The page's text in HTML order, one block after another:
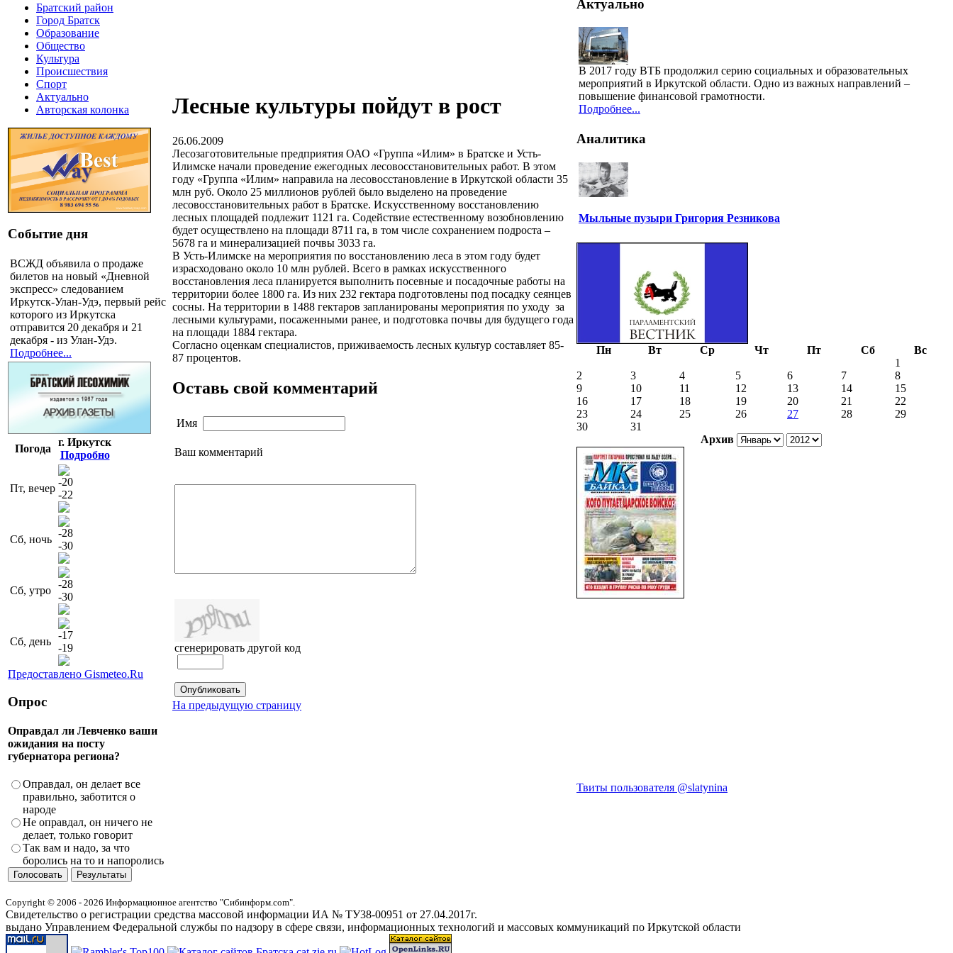
Братский район
Город Братск
Образование
Общество
Культура
Происшествия
Спорт
Актуально
Авторская колонка
Событие дня
ВСЖД объявила о продаже
билетов на новый «Дневной
экспресс» следованием
Иркутск-Улан-Удэ, первый рейс
которого из Иркутска
отправится 20 декабря и 21
декабря - из Улан-Удэ.
Подробнее...
Погода
г. Иркутск
Подробно
Пт, вечер
-20
-22
Сб, ночь
-28
-30
Сб, утро
-28
-30
Сб, день
-17
-19
Предоставлено Gismeteo.Ru
Опрос
Оправдал ли Левченко ваши
ожидания на посту
губернатора региона?
Оправдал, он делает все
правильно, заботится о
народе
Не оправдал, он ничего не
делает, только говорит
Так вам и надо, за что
боролись на то и напоролись
Лесные культуры пойдут в рост
26.06.2009
Лесозаготовительные предприятия ОАО «Группа «Илим» в Братске и Усть-
Илимске начали проведение ежегодных лесовосстановительных работ. В этом
году «Группа «Илим» направила на лесовосстановление в Иркутской области 35
млн руб. Около 25 миллионов рублей было выделено на проведение
лесовосстановительных работ в Братске. Искусственному восстановлению
лесных площадей подлежит 1121 га. Содействие естественному возобновлению
будет осуществлено на площади 8711 га, в том числе сохранением подроста –
5678 га и минерализацией почвы 3033 га.
В Усть-Илимске на мероприятия по восстановлению леса в этом году будет
израсходовано около 10 млн рублей. Всего в рамках искусственного
восстановления леса планируется выполнить посевные и посадочные работы на
территории более 1800 га. Из них 232 гектара подготовлены под посадку сеянцев
сосны. На территории в 1488 гектаров запланированы мероприятия по уходу за
лесными культурами, посаженными ранее, и подготовка почвы для будущего года
на площади 1884 гектара.
Согласно оценкам специалистов, приживаемость лесных культур составляет 85-
87 процентов.
Оставь свой комментарий
Имя
Ваш комментарий
сгенерировать другой код
На предыдущую страницу
Актуально
В 2017 году ВТБ продолжил серию социальных и образовательных
мероприятий в Иркутской области. Одно из важных направлений –
повышение финансовой грамотности.
Подробнее...
Аналитика
Мыльные пузыри Григория Резникова
Пн Вт Ср Чт Пт Сб
Вс
1
2
3 4 5 6 7
8
9
10 11 12 13 14
15
16
17 18 19 20 21
22
23
24 25 26 27 28
29
30
31
Архив
Твиты пользователя @slatynina
Copyright © 2006 - 2026 Информационное агентство "Сибинформ.com".
Свидетельство о регистрации средства массовой информации ИА № ТУ38-00951 от 27.04.2017г.
выдано Управлением Федеральной службы по надзору в сфере связи, информационных технологий и массовых коммуникаций по Иркутской области